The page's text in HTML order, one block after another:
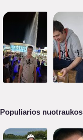
Populiarios nuotraukos